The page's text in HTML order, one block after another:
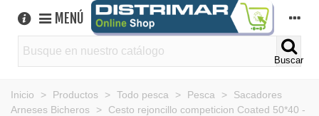
MENÚ
Buscar
Inicio > Productos > Todo pesca > Pesca >
Sacadores
Arneses Bicheros
>
Cesto rejoncillo competicion Coated 50*40 -